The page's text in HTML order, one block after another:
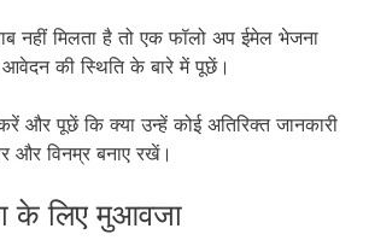
नहीं मिलता है तो एक फॉलो अप ईमेल भेजना
की स्थिति के बारे में पूछें।
और पूछें कि क्या उन्हें कोई अतिरिक्त जानकारी
और विनम्र बनाए रखें।
के लिए मुआवजा